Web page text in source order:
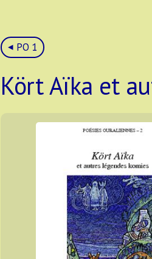
PO 1
Kört Aïka et